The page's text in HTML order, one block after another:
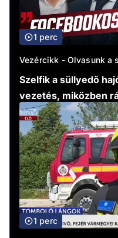
1 perc
Vezércikk - Olvasunk a
Szelfik a süllyedő
vezetés, miközben
1 perc